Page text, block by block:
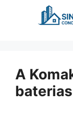
A